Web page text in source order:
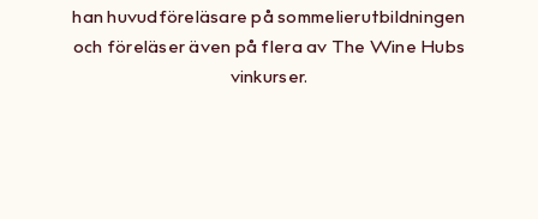
han huvudföreläsare på sommelierutbildningen
och föreläser även på flera av The Wine Hubs
vinkurser.